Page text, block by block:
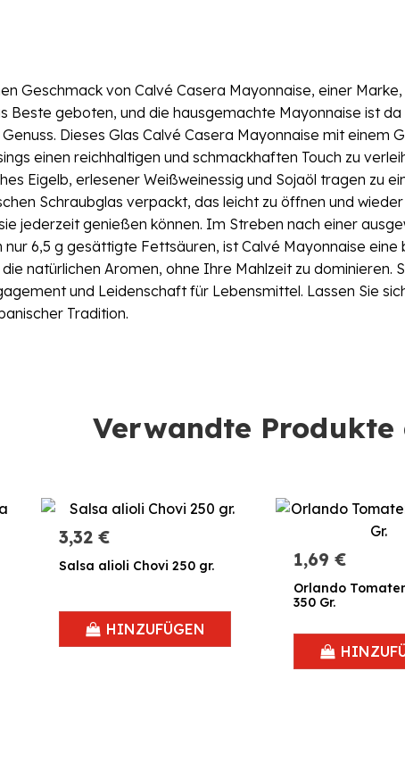
Geschmack von Calvé Casera Mayonnaise, einer
Beste geboten, und die hausgemachte Mayonnaise ist
Dieses Glas Calvé Casera Mayonnaise mit
einen reichhaltigen und schmackhaften Touch zu
Eigelb, erlesener Weißweinessig und Sojaöl tragen zu
Schraubglas verpackt, das leicht zu öffnen und
jederzeit genießen können. Im Streben nach einer
6,5 g gesättigte Fettsäuren, ist Calvé Mayonnaise
natürlichen Aromen, ohne Ihre Mahlzeit zu
und Leidenschaft für Lebensmittel. Lassen Sie
Tradition.
Verwandte
3,32 €
Salsa alioli Chovi 250 gr.
HINZUFÜGEN
1,69 €
Orlando
350 Gr.